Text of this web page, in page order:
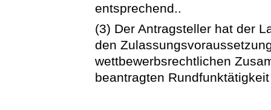
entsprechend..
(3) Der Antragsteller hat der
den
wettbewerbsrechtlichen
beantragten